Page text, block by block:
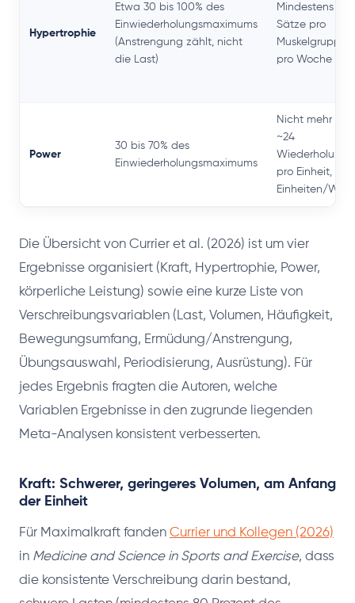
Hypertrophie
Etwa 30 bis 100% des
Einwiederholungsmaximums
(Anstrengung zählt, nicht
die Last)
Mindestens 10
Sätze pro
Muskelgruppe
pro Woche
Power
30 bis 70% des
Einwiederholungsmaximums
Nicht mehr als
~24
pro Einheit, 2
Einheiten/
Die Übersicht von Currier et al. (2026) ist um vier
Ergebnisse organisiert (Kraft, Hypertrophie, Power,
körperliche Leistung) sowie eine kurze Liste von
Verschreibungsvariablen (Last, Volumen, Häufigkeit,
Bewegungsumfang, Ermüdung/Anstrengung,
Übungsauswahl, Periodisierung, Ausrüstung). Für
jedes Ergebnis fragten die Autoren, welche
Variablen Ergebnisse in den zugrunde liegenden
Meta-Analysen konsistent verbesserten.
Kraft: Schwerer, geringeres Volumen, am Anfang
der Einheit
Für Maximalkraft fanden Currier und Kollegen (2026)
in Medicine and Science in Sports and Exercise, dass
die konsistente Verschreibung darin bestand,